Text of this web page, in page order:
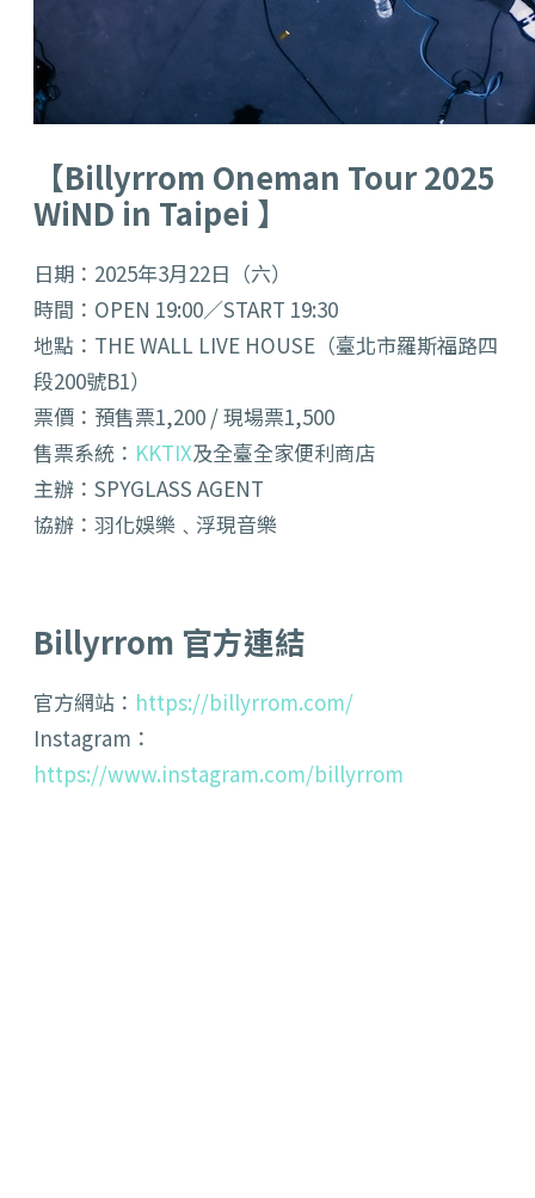
【Billyrrom Oneman Tour 2025
WiND in Taipei 】
日期：2025年3月22日（六）
時間：OPEN 19:00／START 19:30
地點：THE WALL LIVE HOUSE（臺北市羅斯福路四
段200號B1）
票價：預售票1,200 / 現場票1,500
售票系統： KKTIX及全臺全家便利商店
主辦：SPYGLASS AGENT
協辦：羽化娛樂﹑浮現音樂
Billyrrom 官方連結
官方網站： https://billyrrom.com/
Instagram：
https://www.instagram.com/billyrrom